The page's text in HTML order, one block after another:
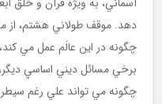
دهد. موقف طولاني هشتم، از
چگونه در اين عالَم عمل مي
برخي مسائل ديني اساسيِ
چگونه مي تواند علي رغم